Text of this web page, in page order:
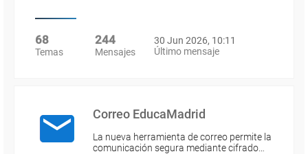
68
Temas
244
Mensajes
30 Jun 2026, 10:11
Último mensaje
Correo EducaMadrid
La nueva herramienta de correo permite la
comunicación segura mediante cifrado…